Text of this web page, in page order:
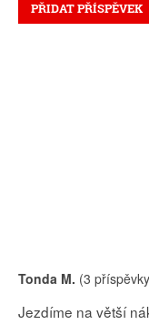
PŘIDAT PŘÍSPĚVEK
Tonda M. (3
Jezdíme na větší